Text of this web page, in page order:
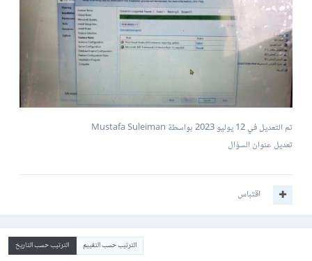
تم التعديل في12 يوليو 2023
بواسطة Mustafa Suleiman
تعديل عنوان السؤال
اقتباس
الترتيب حسب التقييم الترتيب حسب التاريخ